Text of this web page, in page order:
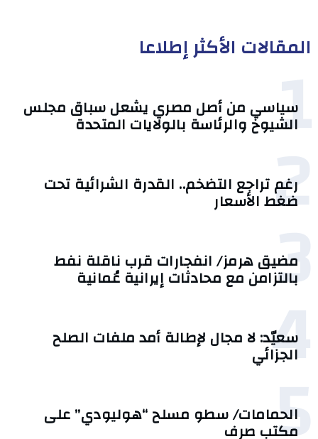
المقالات الأكثر إطلاعا
1
سياسي من أصل مصري يشعل سباق مجلس
الشيوخ والرئاسة بالولايات المتحدة
2
رغم تراجع التضخم.. القدرة الشرائية تحت
ضغط الأسعار
3
مضيق هرمز/ انفجارات قرب ناقلة نفط
بالتزامن مع محادثات إيرانية عُمانية
4
سعيّد: لا مجال لإطالة أمد ملفات الصلح
الجزائي
الحمامات/ سطو مسلح “هوليودي” على
مكتب صرف